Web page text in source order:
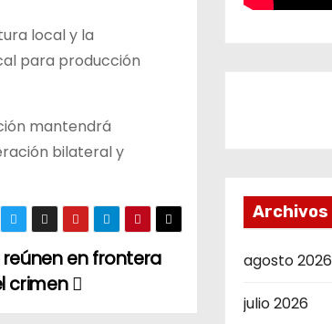
local y la
para producción
mantendrá
bilateral y
reúnen en frontera
crimen
Archivos
agosto 2026
julio 2026